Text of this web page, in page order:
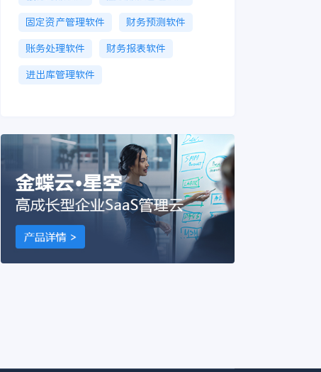
固定资产管理软件
财务预测软件
账务处理软件
财务报表软件
进出库管理软件